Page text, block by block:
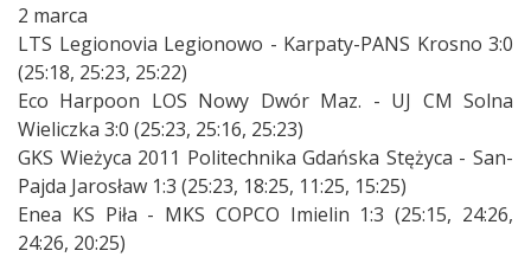
2 marca
LTS Legionovia Legionowo - Karpaty-PANS Krosno 3:0
(25:18, 25:23, 25:22)
Eco Harpoon LOS Nowy Dwór Maz. - UJ CM Solna
Wieliczka 3:0 (25:23, 25:16, 25:23)
GKS Wieżyca 2011 Politechnika Gdańska Stężyca - San-
Pajda Jarosław 1:3 (25:23, 18:25, 11:25, 15:25)
Enea KS Piła - MKS COPCO Imielin 1:3 (25:15, 24:26,
24:26, 20:25)